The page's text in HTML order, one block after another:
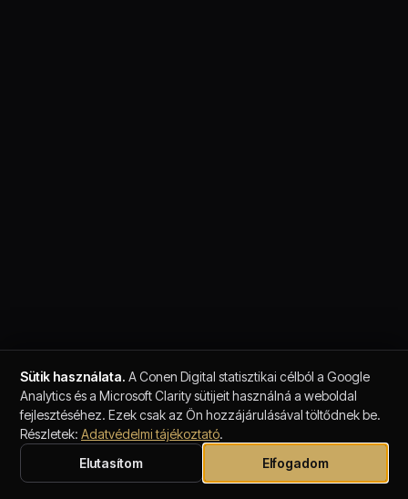
Sütik használata. A Conen Digital statisztikai célból a Google
Analytics és a Microsoft Clarity sütijeit használná a weboldal
fejlesztéséhez. Ezek csak az Ön hozzájárulásával töltődnek be.
Részletek: Adatvédelmi tájékoztató.
Elutasítom
Elfogadom